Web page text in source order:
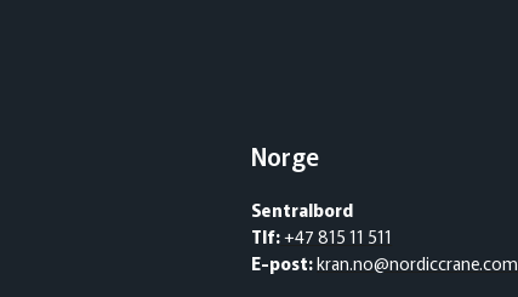
Norge
Sentralbord
Tlf:+47 815 11 511
E-post:kran.no@nordiccrane.com